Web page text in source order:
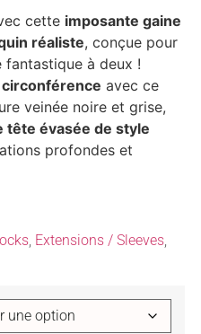
cette imposante gaine
réaliste, conçue pour
à deux !
avec ce
veinée noire et grise,
tête évasée de style
profondes et
, Extensions / Sleeves,